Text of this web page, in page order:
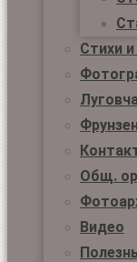
Стихи
Общ.
Видео